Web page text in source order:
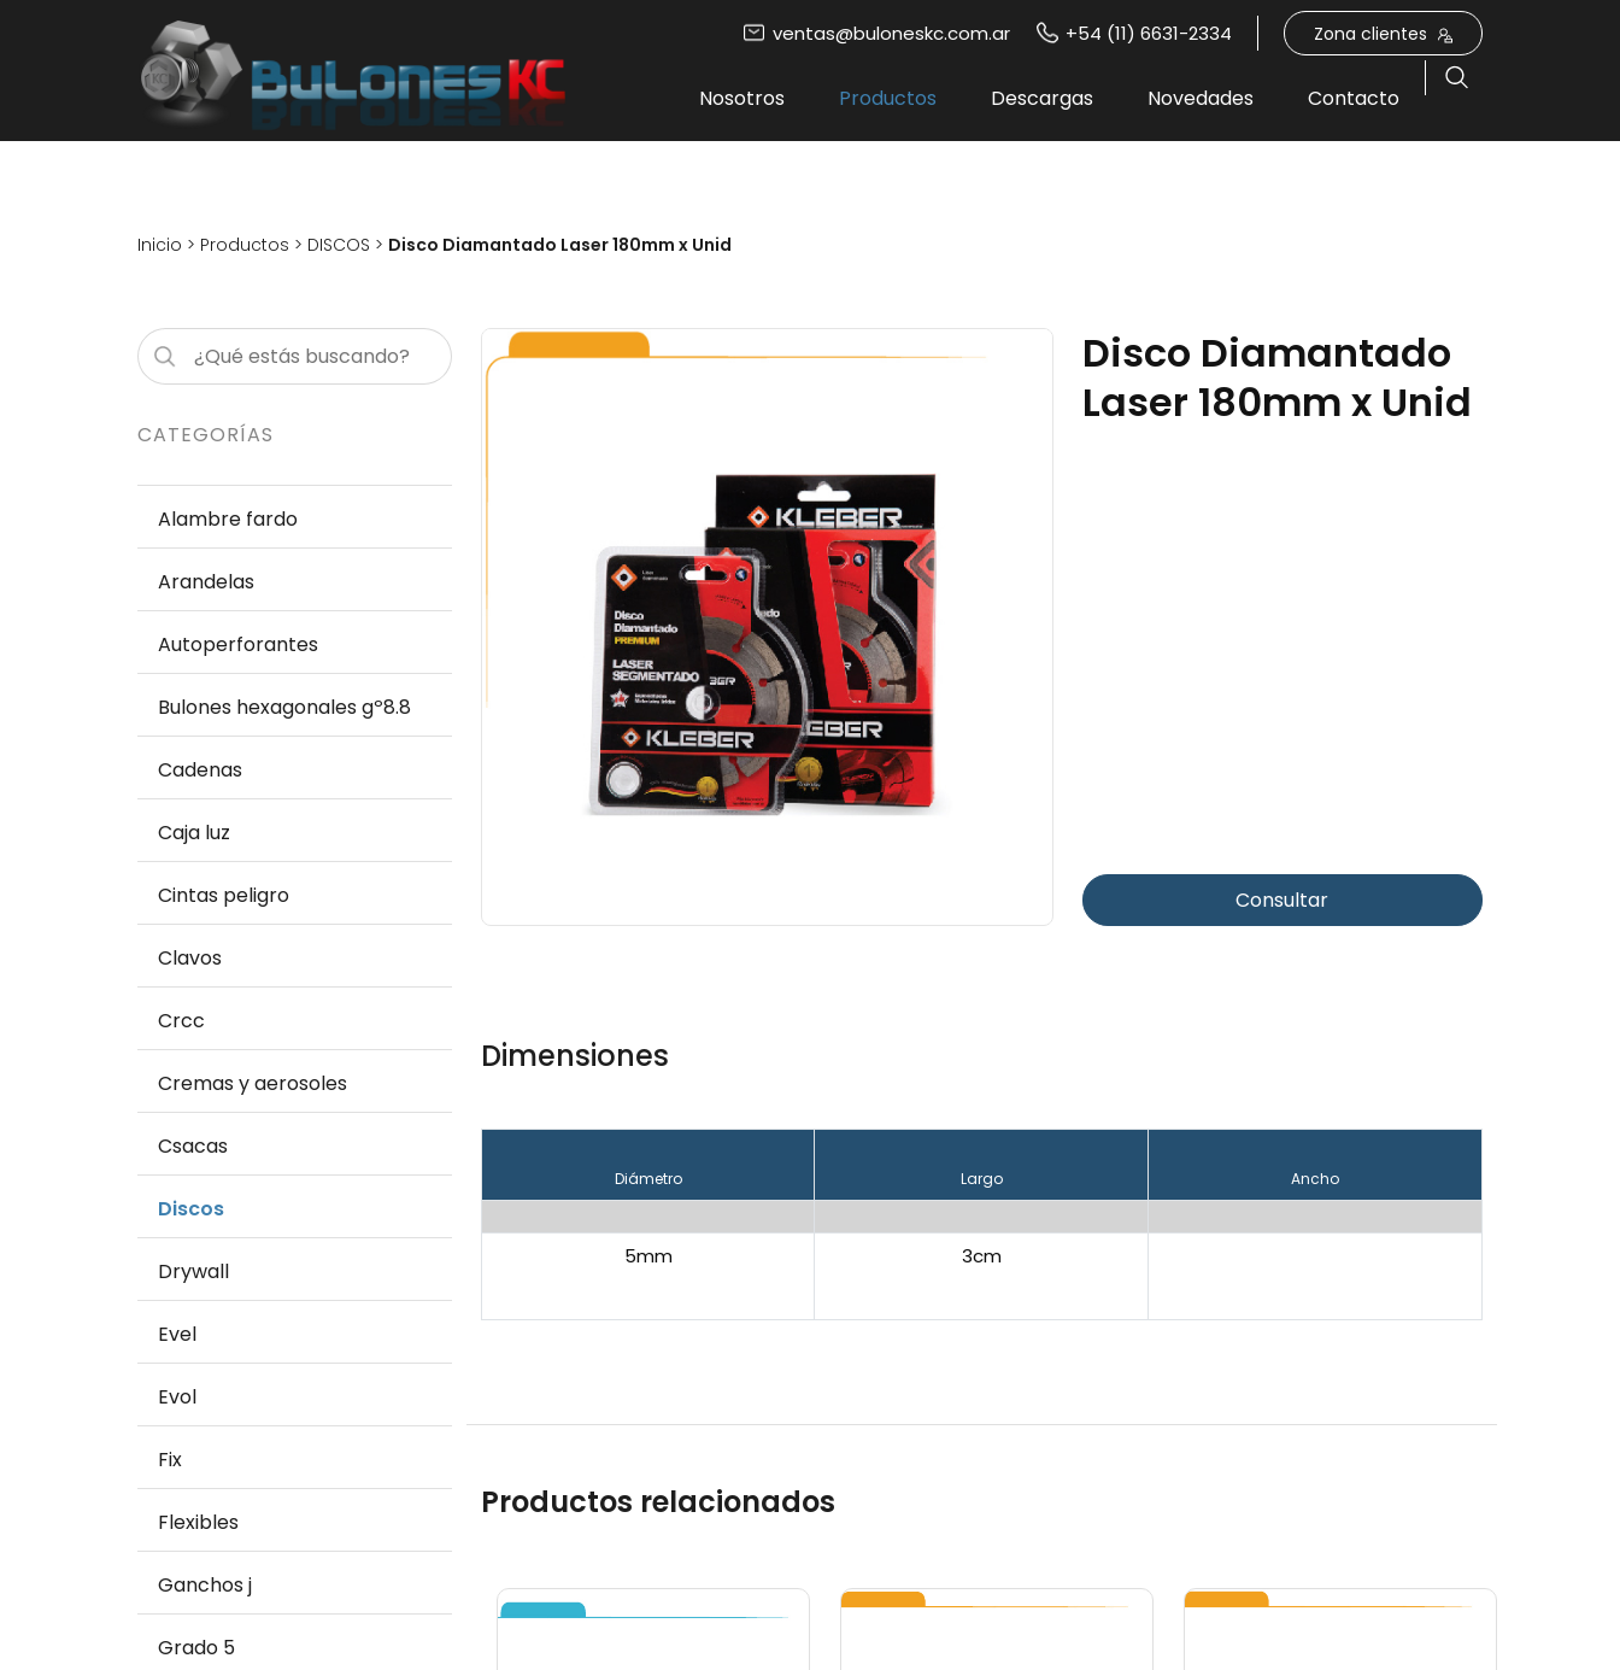
ventas@buloneskc.com.ar +54 (11) 6631-2334 Zona clientes
Nosotros Productos Descargas Novedades Contacto
Inicio > Productos > DISCOS > Disco Diamantado Laser 180mm x Unid
CATEGORÍAS
Alambre fardo
Arandelas
Autoperforantes
Bulones hexagonales gº8.8
Cadenas
Caja luz
Cintas peligro
Clavos
Crcc
Cremas y aerosoles
Csacas
Discos
Drywall
Evel
Evol
Fix
Flexibles
Ganchos j
Grado 5
Disco Diamantado
Laser 180mm x Unid
Consultar
Dimensiones
Diámetro Largo Ancho
5mm 3cm
Productos relacionados